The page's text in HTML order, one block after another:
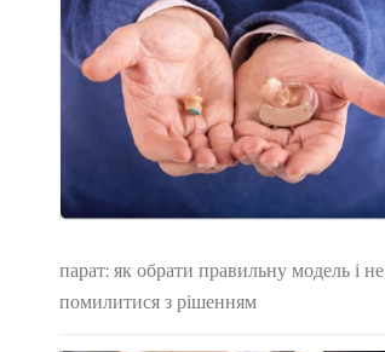
парат: як обрати правильну модель і не
помилитися з рішенням